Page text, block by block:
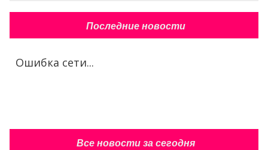
Последние новости
Ошибка сети...
Все новости за сегодня